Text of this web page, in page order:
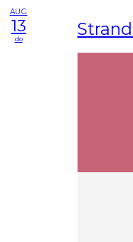
AUG
13
do